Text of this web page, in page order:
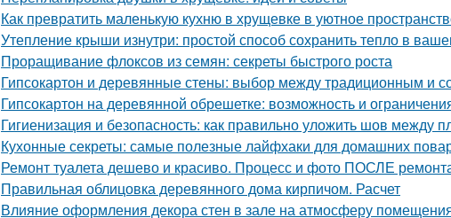
Как превратить маленькую кухню в хрущевке в уютное
Утепление крыши изнутри: простой способ сохранить тепло в
Проращивание флоксов из семян: секреты быстрого роста
Гипсокартон и деревянные стены: выбор между традиционным и
Гипсокартон на деревянной обрешетке: возможность и
Гигиенизация и безопасность: как правильно уложить шов между
Кухонные секреты: самые полезные лайфхаки для домашних
Ремонт туалета дешево и красиво. Процесс и фото ПОСЛЕ
Правильная облицовка деревянного дома кирпичом. Расчет
Влияние оформления декора стен в зале на атмосферу